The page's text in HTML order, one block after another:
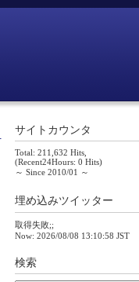
サイトカウンタ
Total: 211,632 Hits,
(Recent24Hours: 0 Hits)
～ Since 2010/01 ～
埋め込みツイッター
取得失敗;;
Now: 2026/08/08 13:10:58 JST
検索